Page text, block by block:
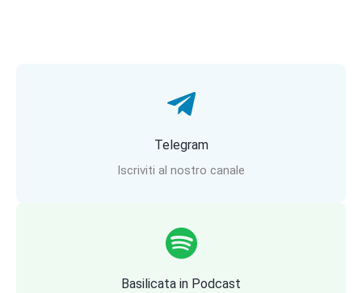
Telegram
Iscriviti al nostro canale
Basilicata in Podcast